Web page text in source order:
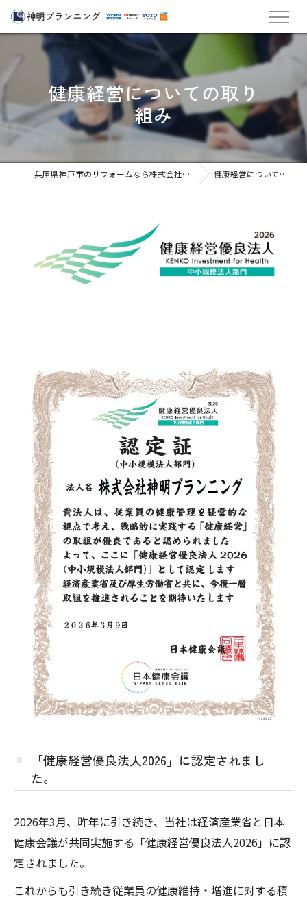
健康経営についての取り
組み
兵庫県神戸市のリフォームなら株式会社神明プランニング 健康経営についての取り組み
「健康経営優良法人2026」に認定されまし
た。
2026年3月、昨年に引き続き、当社は経済産業省と日本
健康会議が共同実施する「健康経営優良法人2026」に認
定されました。
これからも引き続き従業員の健康維持・増進に対する積